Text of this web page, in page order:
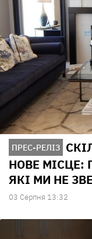
ПРЕС-РЕЛІЗ
НОВЕ МІСЦЕ:
ЯКІ МИ НЕ
03 Серпня 13:32